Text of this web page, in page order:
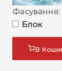
Фасування:
Блок
В